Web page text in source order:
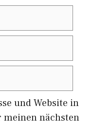
und Website in
meinen nächsten